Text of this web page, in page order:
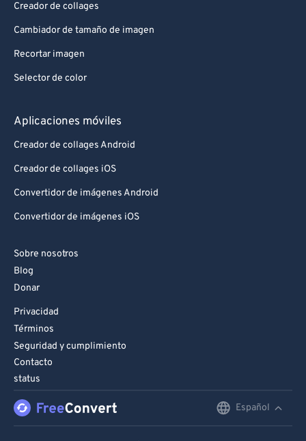
Creador de collages
Cambiador de tamaño de imagen
Recortar imagen
Selector de color
Aplicaciones móviles
Creador de collages Android
Creador de collages iOS
Convertidor de imágenes Android
Convertidor de imágenes iOS
Sobre nosotros
Blog
Donar
Privacidad
Términos
Seguridad y cumplimiento
Contacto
status
Español